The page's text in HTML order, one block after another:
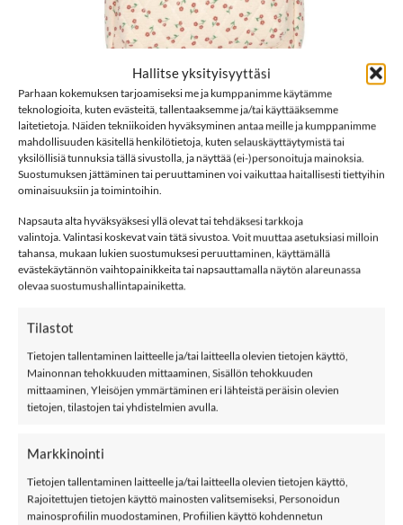
Hallitse yksityisyyttäsi
Parhaan kokemuksen tarjoamiseksi me ja kumppanimme käytämme
teknologioita, kuten evästeitä, tallentaaksemme ja/tai käyttääksemme
laitetietoja. Näiden tekniikoiden hyväksyminen antaa meille ja kumppanimme
mahdollisuuden käsitellä henkilötietoja, kuten selauskäyttäytymistä tai
yksilöllisiä tunnuksia tällä sivustolla, ja näyttää (ei-)personoituja mainoksia.
Suostumuksen jättäminen tai peruuttaminen voi vaikuttaa haitallisesti tiettyihin
ominaisuuksiin ja toimintoihin.
Napsauta alta hyväksyäksesi yllä olevat tai tehdäksesi tarkkoja
valintoja. Valintasi koskevat vain tätä sivustoa. Voit muuttaa asetuksiasi milloin
tahansa, mukaan lukien suostumuksesi peruuttaminen, käyttämällä
evästekäytännön vaihtopainikkeita tai napsauttamalla näytön alareunassa
olevaa suostumushallintapainiketta.
Tilastot
Tietojen tallentaminen laitteelle ja/tai laitteella olevien tietojen käyttö,
Mainonnan tehokkuuden mittaaminen, Sisällön tehokkuuden
mittaaminen, Yleisöjen ymmärtäminen eri lähteistä peräisin olevien
tietojen, tilastojen tai yhdistelmien avulla.
Markkinointi
Tietojen tallentaminen laitteelle ja/tai laitteella olevien tietojen käyttö,
Rajoitettujen tietojen käyttö mainosten valitsemiseksi, Personoidun
mainosprofiilin muodostaminen, Profiilien käyttö kohdennetun
Etusivu Asusteet Laukut
ROCKAHULA Wildflower Reppu
LISÄÄ OSTOSKORIIN
Osastot:Kf,Laukut